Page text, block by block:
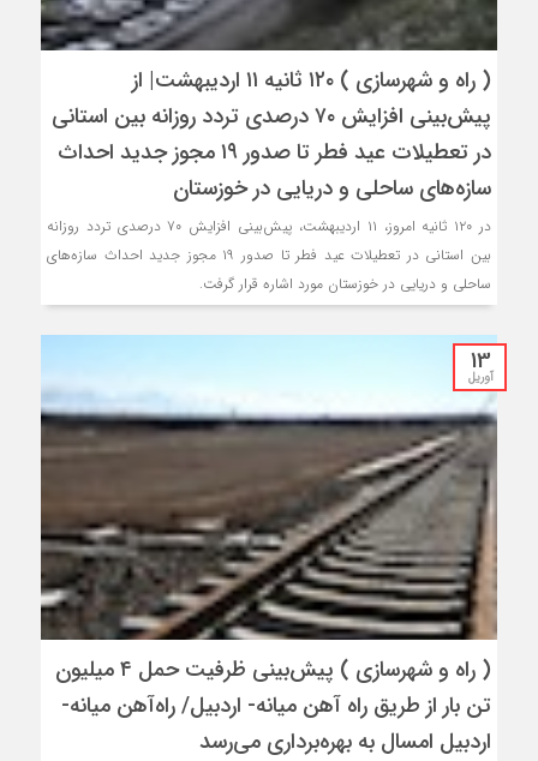
( راه و شهرسازی ) ۱۲۰ ثانیه ۱۱ اردیبهشت| از
پیش‌بینی افزایش ۷۰ درصدی تردد روزانه بین استانی
در تعطیلات عید فطر تا صدور ۱۹ مجوز جدید احداث
سازه‌های ساحلی و دریایی در خوزستان
در ۱۲۰ ثانیه امروز، ۱۱ اردیبهشت، پیش‌بینی افزایش ۷۰ درصدی تردد روزانه
بین استانی در تعطیلات عید فطر تا صدور ۱۹ مجوز جدید احداث سازه‌های
ساحلی و دریایی در خوزستان مورد اشاره قرار گرفت.
13
آوریل
( راه و شهرسازی ) پیش‌بینی ظرفیت حمل ۴ میلیون
تن بار از طریق راه آهن میانه- اردبیل/ راه‌آهن میانه-
اردبیل امسال به بهره‌برداری می‌رسد